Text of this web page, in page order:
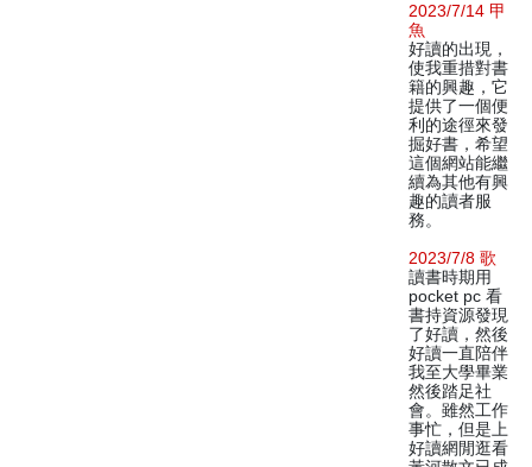
2023/7/14 甲
魚
好讀的出現，
使我重措對書
籍的興趣，它
提供了一個便
利的途徑來發
掘好書，希望
這個網站能繼
續為其他有興
趣的讀者服
務。
2023/7/8 歌
讀書時期用
pocket pc 看
書持資源發現
了好讀，然後
好讀一直陪伴
我至大學畢業
然後踏足社
會。雖然工作
事忙，但是上
好讀網閒逛看